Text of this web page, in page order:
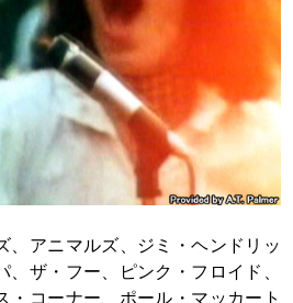
、アニマルズ、ジミ・ヘンドリッ
ザ・フー、ピンク・フロイド、
・コーナー、ポール・マッカート